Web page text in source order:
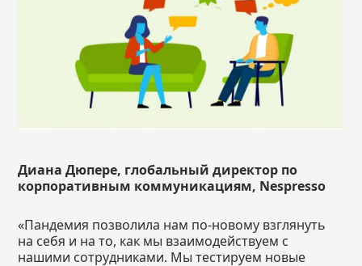
Диана Дюпере, глобальный директор по
корпоративным коммуникациям, Nespresso
«Пандемия позволила нам по-новому взглянуть
на себя и на то, как мы взаимодействуем с
нашими сотрудниками. Мы тестируем новые